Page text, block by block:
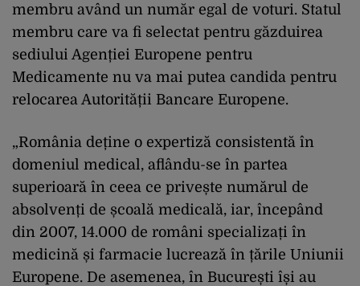
membru având un număr egal de voturi. Statul
membru care va fi selectat pentru găzduirea
sediului Agenției Europene pentru
Medicamente nu va mai putea candida pentru
relocarea Autorității Bancare Europene.
„România deține o expertiză consistentă în
domeniul medical, aflându-se în partea
superioară în ceea ce privește numărul de
absolvenți de școală medicală, iar, începând
din 2007, 14.000 de români specializați în
medicină și farmacie lucrează în țările Uniunii
Europene. De asemenea, în București își au